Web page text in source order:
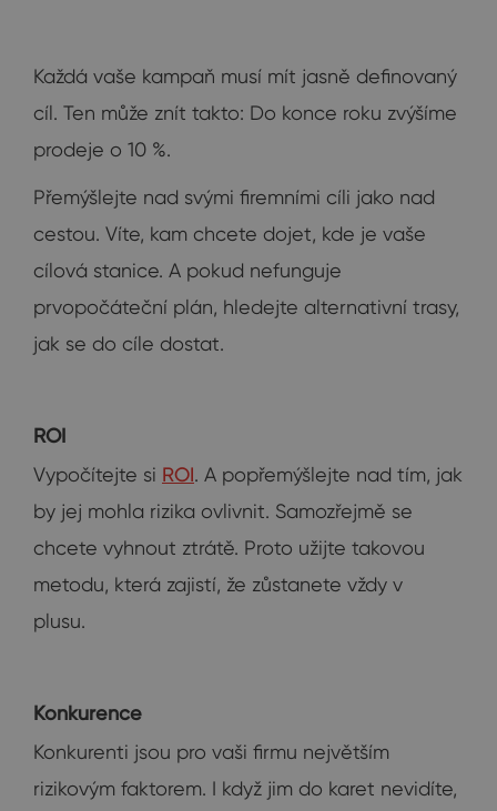
Každá vaše kampaň musí mít jasně definovaný
cíl. Ten může znít takto: Do konce roku zvýšíme
prodeje o 10 %.
Přemýšlejte nad svými firemními cíli jako nad
cestou. Víte, kam chcete dojet, kde je vaše
cílová stanice. A pokud nefunguje
prvopočáteční plán, hledejte alternativní trasy,
jak se do cíle dostat.
ROI
Vypočítejte si ROI. A popřemýšlejte nad tím, jak
by jej mohla rizika ovlivnit. Samozřejmě se
chcete vyhnout ztrátě. Proto užijte takovou
metodu, která zajistí, že zůstanete vždy v
plusu.
Konkurence
Konkurenti jsou pro vaši firmu největším
rizikovým faktorem. I když jim do karet nevidíte,